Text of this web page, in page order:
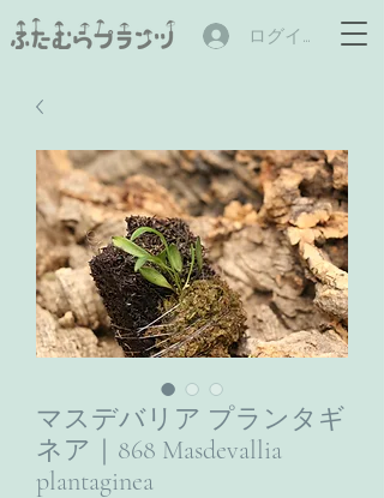
ログイン
マスデバリア プランタギ
ネア｜868 Masdevallia
plantaginea